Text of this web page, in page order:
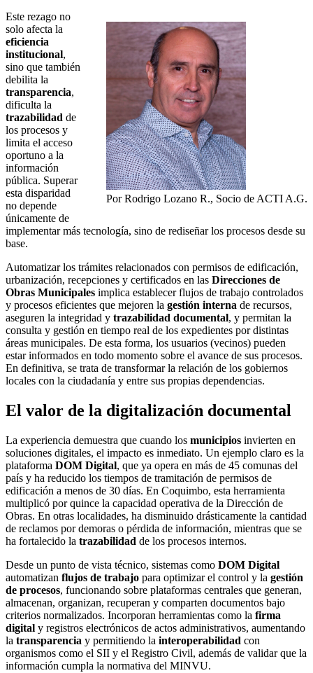
Por Rodrigo Lozano R., Socio de ACTI A.G.
Este rezago no
solo afecta la
eficiencia
institucional,
sino que también
debilita la
transparencia,
dificulta la
trazabilidad de
los procesos y
limita el acceso
oportuno a la
información
pública. Superar
esta disparidad
no depende
únicamente de
implementar más tecnología, sino de rediseñar los procesos desde su
base.
Automatizar los trámites relacionados con permisos de edificación,
urbanización, recepciones y certificados en las Direcciones de
Obras Municipales implica establecer flujos de trabajo controlados
y procesos eficientes que mejoren la gestión interna de recursos,
aseguren la integridad y trazabilidad documental, y permitan la
consulta y gestión en tiempo real de los expedientes por distintas
áreas municipales. De esta forma, los usuarios (vecinos) pueden
estar informados en todo momento sobre el avance de sus procesos.
En definitiva, se trata de transformar la relación de los gobiernos
locales con la ciudadanía y entre sus propias dependencias.
El valor de la digitalización documental
La experiencia demuestra que cuando los municipios invierten en
soluciones digitales, el impacto es inmediato. Un ejemplo claro es la
plataforma DOM Digital, que ya opera en más de 45 comunas del
país y ha reducido los tiempos de tramitación de permisos de
edificación a menos de 30 días. En Coquimbo, esta herramienta
multiplicó por quince la capacidad operativa de la Dirección de
Obras. En otras localidades, ha disminuido drásticamente la cantidad
de reclamos por demoras o pérdida de información, mientras que se
ha fortalecido la trazabilidad de los procesos internos.
Desde un punto de vista técnico, sistemas como DOM Digital
automatizan flujos de trabajo para optimizar el control y la gestión
de procesos, funcionando sobre plataformas centrales que generan,
almacenan, organizan, recuperan y comparten documentos bajo
criterios normalizados. Incorporan herramientas como la firma
digital y registros electrónicos de actos administrativos, aumentando
la transparencia y permitiendo la interoperabilidad con
organismos como el SII y el Registro Civil, además de validar que la
información cumpla la normativa del MINVU.